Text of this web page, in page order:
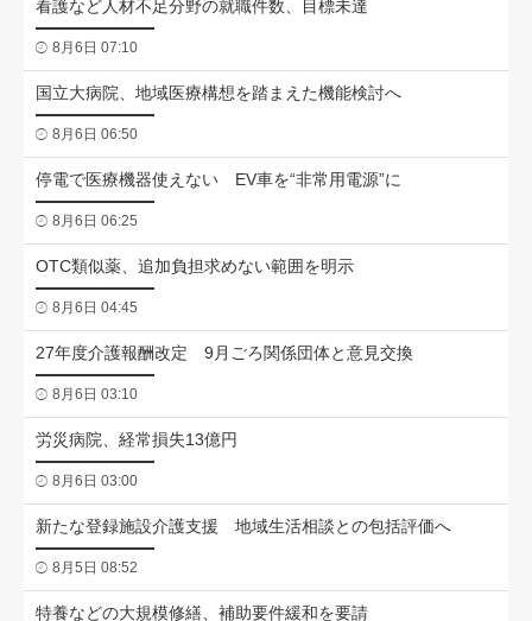
看護など人材不足分野の就職件数、目標未達
8月6日 07:10
国立大病院、地域医療構想を踏まえた機能検討へ
8月6日 06:50
停電で医療機器使えない EV車を“非常用電源”に
8月6日 06:25
OTC類似薬、追加負担求めない範囲を明示
8月6日 04:45
27年度介護報酬改定 9月ごろ関係団体と意見交換
8月6日 03:10
労災病院、経常損失13億円
8月6日 03:00
新たな登録施設介護支援 地域生活相談との包括評価へ
8月5日 08:52
特養などの大規模修繕、補助要件緩和を要請